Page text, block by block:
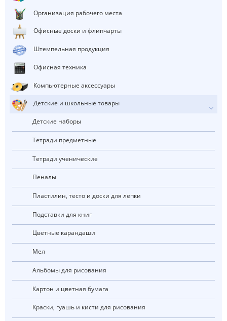
Организация рабочего места
Офисные доски и флипчарты
Штемпельная продукция
Офисная техника
Компьютерные аксессуары
Детские и школьные товары
Детские наборы
Тетради предметные
Тетради ученические
Пеналы
Пластилин, тесто и доски для лепки
Подставки для книг
Цветные карандаши
Мел
Альбомы для рисования
Картон и цветная бумага
Краски, гуашь и кисти для рисования